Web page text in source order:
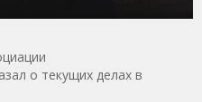
о текущих делах в